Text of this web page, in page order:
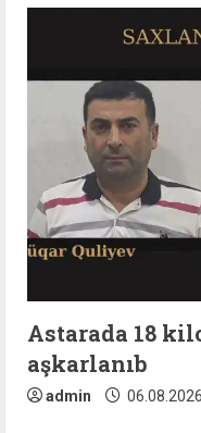
Astarada 18
aşkarlanıb
admin 06.08.2026